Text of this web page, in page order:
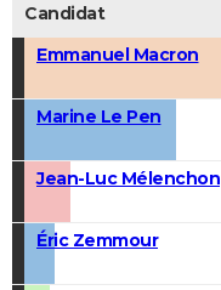
Candidat
Emmanuel Macron
Marine Le Pen
Jean-Luc Mélenchon
Éric Zemmour